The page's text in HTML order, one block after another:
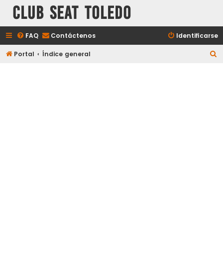
Club Seat Toledo
FAQ Contáctenos Identificarse
Portal Índice general